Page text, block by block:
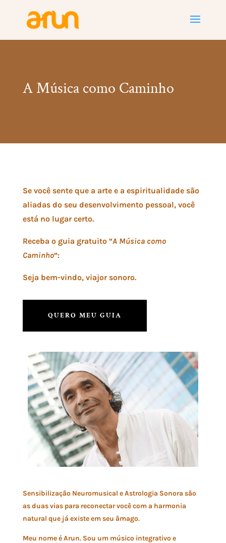
A Música como Caminho
Se você sente que a arte e a espiritualidade são
aliadas do seu desenvolvimento pessoal, você
está no lugar certo.
Receba o guia gratuito “A Música como
Caminho“:
Seja bem-vindo, viajor sonoro.
QUERO MEU GUIA
Sensibilização Neuromusical e Astrologia Sonora são
as duas vias para reconectar você com a harmonia
natural que já existe em seu âmago.
Meu nome é Arun. Sou um músico integrativo e